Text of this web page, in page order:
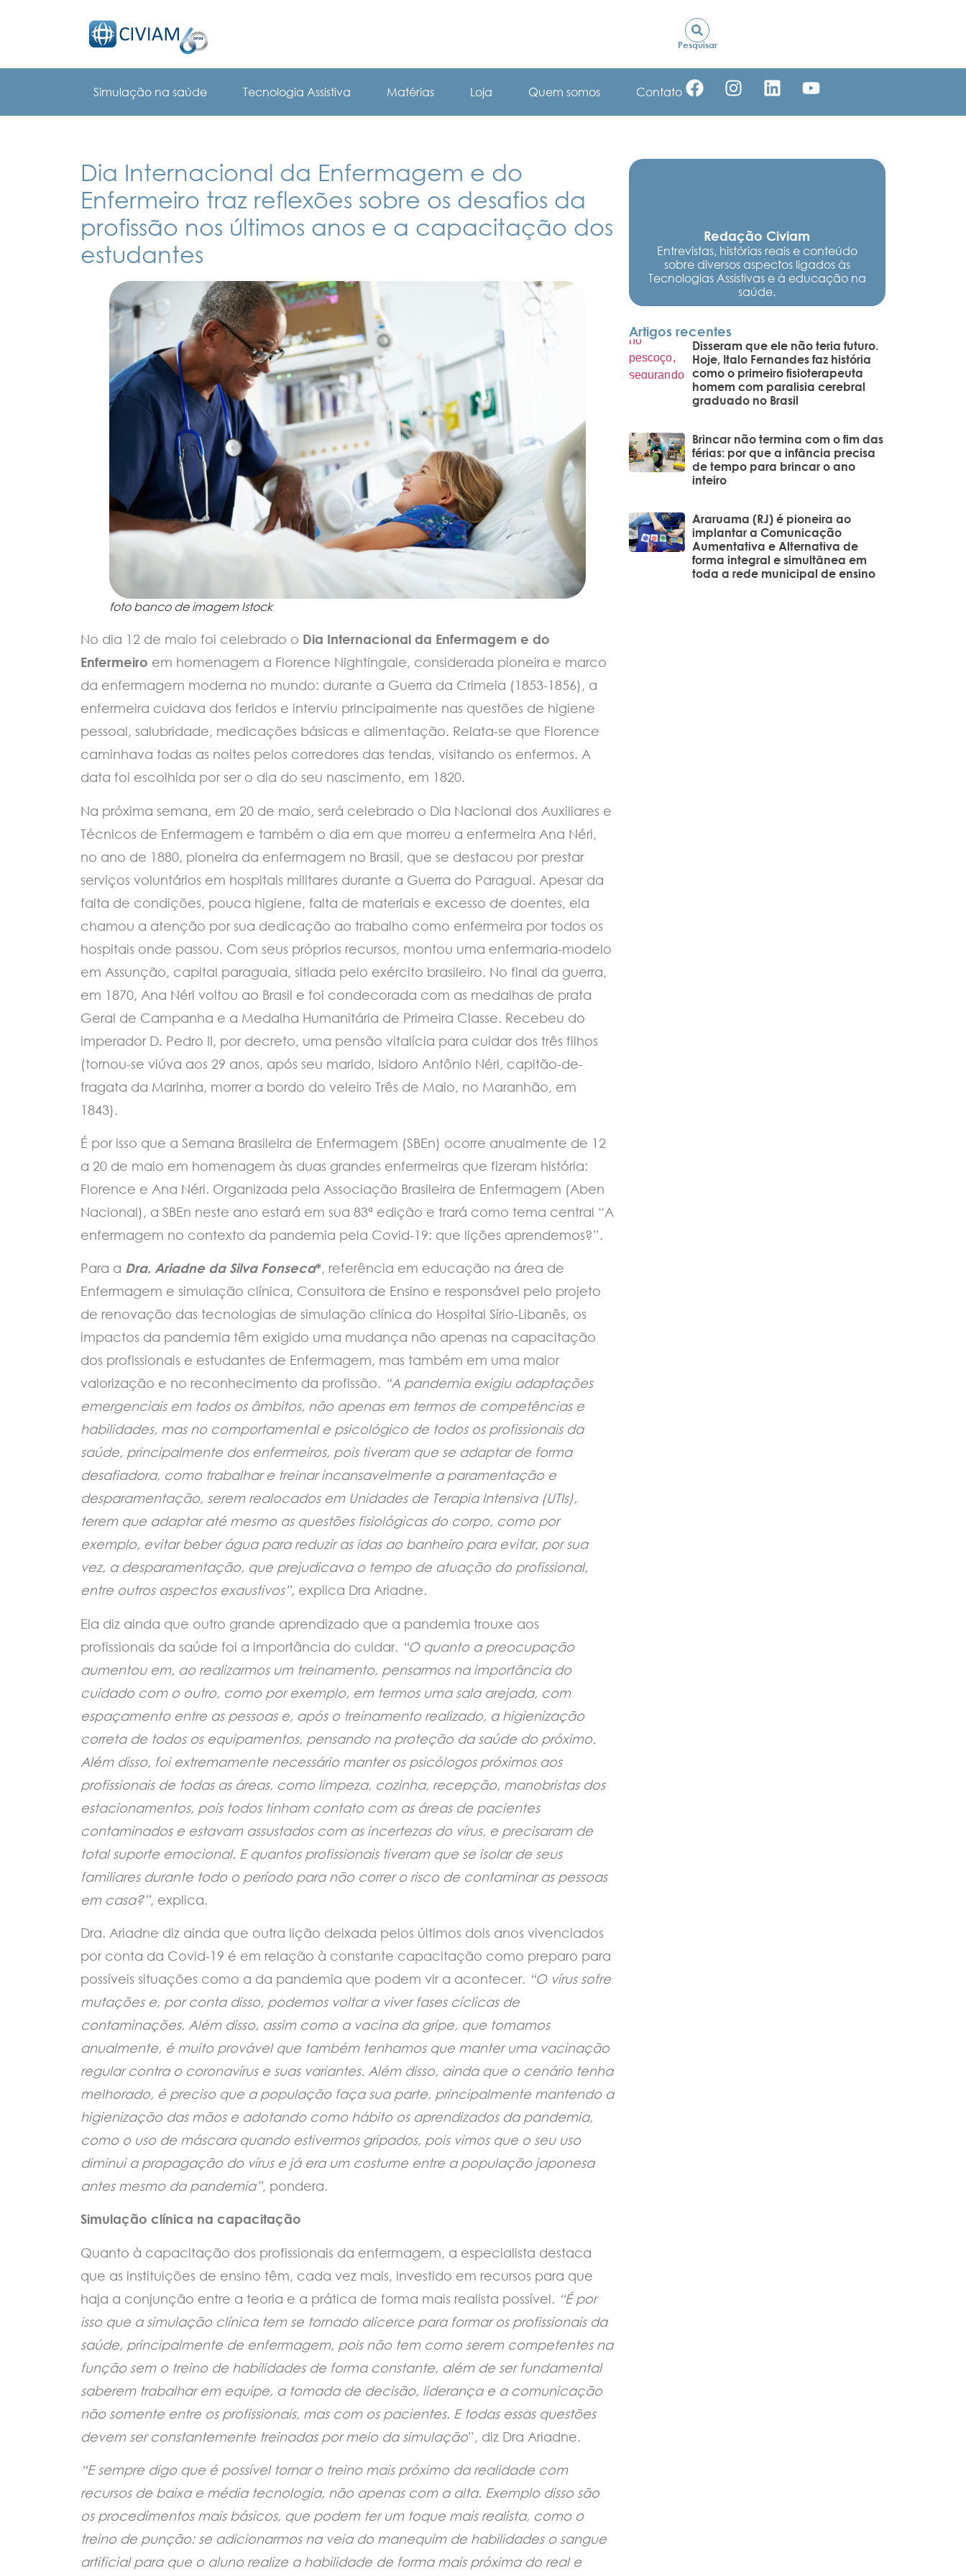
Pesquisar
Simulação na saúde Tecnologia Assistiva Matérias Loja Quem somos Contato
Dia Internacional da Enfermagem e do
Enfermeiro traz reflexões sobre os desafios da
profissão nos últimos anos e a capacitação dos
estudantes
foto banco de imagem Istock
No dia 12 de maio foi celebrado o Dia Internacional da Enfermagem e do
Enfermeiro em homenagem a Florence Nightingale, considerada pioneira e marco
da enfermagem moderna no mundo: durante a Guerra da Crimeia (1853-1856), a
enfermeira cuidava dos feridos e interviu principalmente nas questões de higiene
pessoal, salubridade, medicações básicas e alimentação. Relata-se que Florence
caminhava todas as noites pelos corredores das tendas, visitando os enfermos. A
data foi escolhida por ser o dia do seu nascimento, em 1820.
Na próxima semana, em 20 de maio, será celebrado o Dia Nacional dos Auxiliares e
Técnicos de Enfermagem e também o dia em que morreu a enfermeira Ana Néri,
no ano de 1880, pioneira da enfermagem no Brasil, que se destacou por prestar
serviços voluntários em hospitais militares durante a Guerra do Paraguai. Apesar da
falta de condições, pouca higiene, falta de materiais e excesso de doentes, ela
chamou a atenção por sua dedicação ao trabalho como enfermeira por todos os
hospitais onde passou. Com seus próprios recursos, montou uma enfermaria-modelo
em Assunção, capital paraguaia, sitiada pelo exército brasileiro. No final da guerra,
em 1870, Ana Néri voltou ao Brasil e foi condecorada com as medalhas de prata
Geral de Campanha e a Medalha Humanitária de Primeira Classe. Recebeu do
imperador D. Pedro II, por decreto, uma pensão vitalícia para cuidar dos três filhos
(tornou-se viúva aos 29 anos, após seu marido, Isidoro Antônio Néri, capitão-de-
fragata da Marinha, morrer a bordo do veleiro Três de Maio, no Maranhão, em
1843).
É por isso que a Semana Brasileira de Enfermagem (SBEn) ocorre anualmente de 12
a 20 de maio em homenagem às duas grandes enfermeiras que fizeram história:
Florence e Ana Néri. Organizada pela Associação Brasileira de Enfermagem (Aben
Nacional), a SBEn neste ano estará em sua 83ª edição e trará como tema central “A
enfermagem no contexto da pandemia pela Covid-19: que lições aprendemos?”.
Para a Dra. Ariadne da Silva Fonseca*, referência em educação na área de
Enfermagem e simulação clínica, Consultora de Ensino e responsável pelo projeto
de renovação das tecnologias de simulação clínica do Hospital Sírio-Libanês, os
impactos da pandemia têm exigido uma mudança não apenas na capacitação
dos profissionais e estudantes de Enfermagem, mas também em uma maior
valorização e no reconhecimento da profissão. “A pandemia exigiu adaptações
emergenciais em todos os âmbitos, não apenas em termos de competências e
habilidades, mas no comportamental e psicológico de todos os profissionais da
saúde, principalmente dos enfermeiros, pois tiveram que se adaptar de forma
desafiadora, como trabalhar e treinar incansavelmente a paramentação e
desparamentação, serem realocados em Unidades de Terapia Intensiva (UTIs),
terem que adaptar até mesmo as questões fisiológicas do corpo, como por
exemplo, evitar beber água para reduzir as idas ao banheiro para evitar, por sua
vez, a desparamentação, que prejudicava o tempo de atuação do profissional,
entre outros aspectos exaustivos”, explica Dra Ariadne.
Ela diz ainda que outro grande aprendizado que a pandemia trouxe aos
profissionais da saúde foi a importância do cuidar. “O quanto a preocupação
aumentou em, ao realizarmos um treinamento, pensarmos na importância do
cuidado com o outro, como por exemplo, em termos uma sala arejada, com
espaçamento entre as pessoas e, após o treinamento realizado, a higienização
correta de todos os equipamentos, pensando na proteção da saúde do próximo.
Além disso, foi extremamente necessário manter os psicólogos próximos aos
profissionais de todas as áreas, como limpeza, cozinha, recepção, manobristas dos
estacionamentos, pois todos tinham contato com as áreas de pacientes
contaminados e estavam assustados com as incertezas do vírus, e precisaram de
total suporte emocional. E quantos profissionais tiveram que se isolar de seus
familiares durante todo o período para não correr o risco de contaminar as pessoas
em casa?”, explica.
Dra. Ariadne diz ainda que outra lição deixada pelos últimos dois anos vivenciados
por conta da Covid-19 é em relação à constante capacitação como preparo para
possíveis situações como a da pandemia que podem vir a acontecer. “O vírus sofre
mutações e, por conta disso, podemos voltar a viver fases cíclicas de
contaminações. Além disso, assim como a vacina da gripe, que tomamos
anualmente, é muito provável que também tenhamos que manter uma vacinação
regular contra o coronavírus e suas variantes. Além disso, ainda que o cenário tenha
melhorado, é preciso que a população faça sua parte, principalmente mantendo a
higienização das mãos e adotando como hábito os aprendizados da pandemia,
como o uso de máscara quando estivermos gripados, pois vimos que o seu uso
diminui a propagação do vírus e já era um costume entre a população japonesa
antes mesmo da pandemia”, pondera.
Simulação clínica na capacitação
Quanto à capacitação dos profissionais da enfermagem, a especialista destaca
que as instituições de ensino têm, cada vez mais, investido em recursos para que
haja a conjunção entre a teoria e a prática de forma mais realista possível. “É por
isso que a simulação clínica tem se tornado alicerce para formar os profissionais da
saúde, principalmente de enfermagem, pois não tem como serem competentes na
função sem o treino de habilidades de forma constante, além de ser fundamental
saberem trabalhar em equipe, a tomada de decisão, liderança e a comunicação
não somente entre os profissionais, mas com os pacientes. E todas essas questões
devem ser constantemente treinadas por meio da simulação”, diz Dra Ariadne.
“E sempre digo que é possível tornar o treino mais próximo da realidade com
recursos de baixa e média tecnologia, não apenas com a alta. Exemplo disso são
os procedimentos mais básicos, que podem ter um toque mais realista, como o
treino de punção: se adicionarmos na veia do manequim de habilidades o sangue
artificial para que o aluno realize a habilidade de forma mais próxima do real e
Redação Civiam
Entrevistas, histórias reais e conteúdo
sobre diversos aspectos ligados às
Tecnologias Assistivas e à educação na
saúde.
Artigos recentes
Disseram que ele não teria futuro.
Hoje, Italo Fernandes faz história
como o primeiro fisioterapeuta
homem com paralisia cerebral
graduado no Brasil
Brincar não termina com o fim das
férias: por que a infância precisa
de tempo para brincar o ano
inteiro
Araruama (RJ) é pioneira ao
implantar a Comunicação
Aumentativa e Alternativa de
forma integral e simultânea em
toda a rede municipal de ensino